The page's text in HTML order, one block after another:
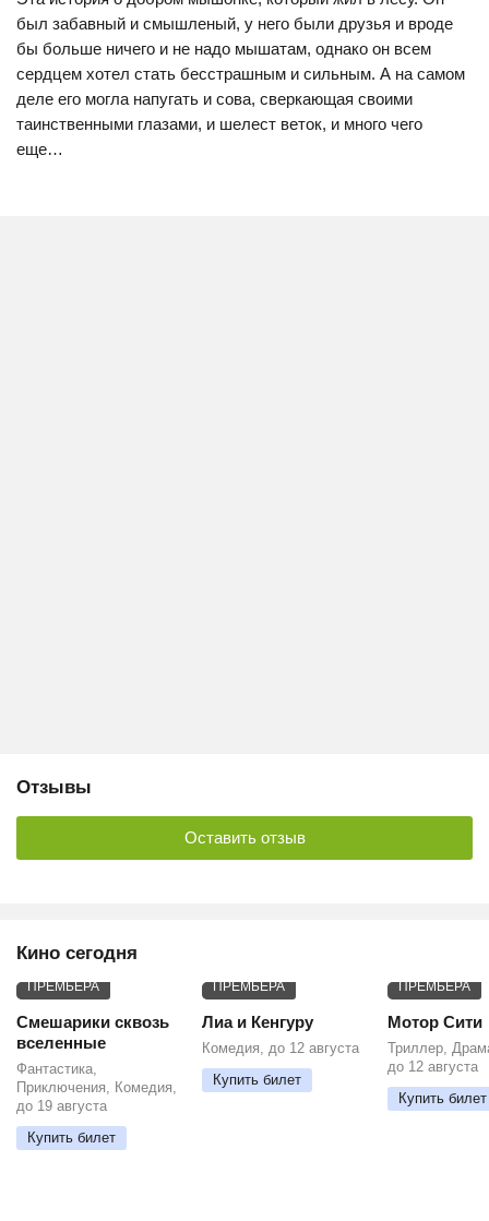
был забавный и смышленый, у него были друзья и вроде
бы больше ничего и не надо мышатам, однако он всем
сердцем хотел стать бесстрашным и сильным. А на самом
деле его могла напугать и сова, сверкающая своими
таинственными глазами, и шелест веток, и много чего
еще…
Отзывы
Оставить отзыв
Кино сегодня
ПРЕМЬЕРА
Смешарики сквозь
вселенные
Фантастика,
Приключения, Комедия,
до 19 августа
Купить билет
ПРЕМЬЕРА
Лиа и Кенгуру
Комедия, до 12 августа
Купить билет
ПРЕМЬЕРА
Мотор Сити
Триллер,
до 12 августа
Купить билет